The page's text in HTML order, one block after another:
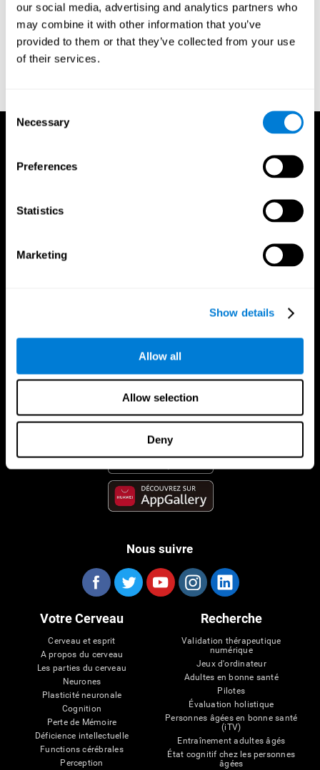
our social media, advertising and analytics partners who
may combine it with other information that you’ve
provided to them or that they’ve collected from your use
of their services.
Selection
Necessary
Preferences
Statistics
Marketing
Show details
Allow all
Allow selection
Deny
Hooper, H. E. (1983). Hooper Visual Organization Test Manual.
Los Angeles, CA: Western Psychological Services.
Merten, T. (2004). A Short Version of the Hooper Visual
Organization Test: Reliability and Validity. Applied
App CogniFit
Nous suivre
Votre Cerveau
Cerveau et esprit
A propos du cerveau
Les parties du cerveau
Neurones
Plasticité neuronale
Cognition
Perte de Mémoire
Déficience intellectuelle
Functions cérébrales
Perception
Recherche
Validation thérapeutique
numérique
Jeux d'ordinateur
Adultes en bonne santé
Pilotes
Évaluation holistique
Personnes âgées en bonne santé
(iTV)
Entraînement adultes âgés
État cognitif chez les personnes
âgées